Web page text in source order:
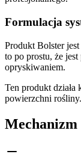
Formulacja
Produkt Bolster
to po prostu, że
opryskiwaniem.
Ten produkt działa
powierzchni rośliny.
Mechanizm